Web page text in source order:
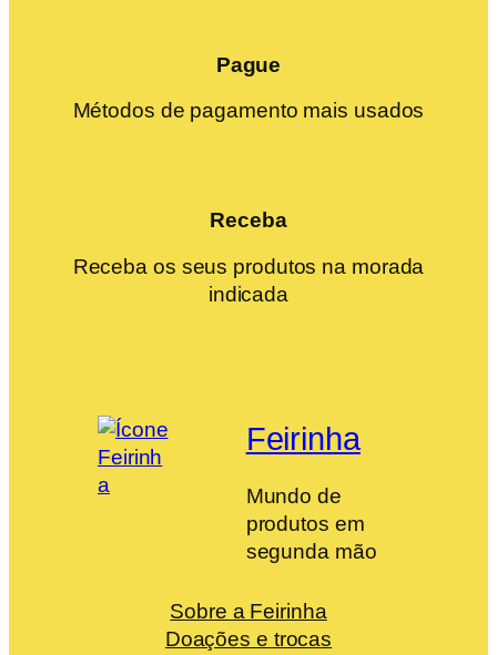
Pague
Métodos de pagamento mais usados
Receba
Receba os seus produtos na morada
indicada
Feirinha
Mundo de
produtos em
segunda mão
Sobre a Feirinha
Doações e trocas